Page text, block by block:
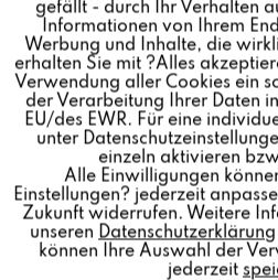
Mehr lesen
REVOX B77 MK III
MAGAZIN:
Von: Revox Deutschland 13.05.25
Personalisierung
Service
gefällt - durch Ihr Verhalten
Informationen von Ihrem
Werbung und Inhalte, die
erhalten Sie mit ?Alles
Verwendung aller Cookies ein
der Verarbeitung Ihrer Daten
EU/des EWR. Für eine
unter
einzeln aktivieren
Alle Einwilligungen
Einstellungen? jederzeit
Zukunft widerrufen. Weitere
unseren Datenschutzerklärung
können Ihre Auswahl der
jederzeit